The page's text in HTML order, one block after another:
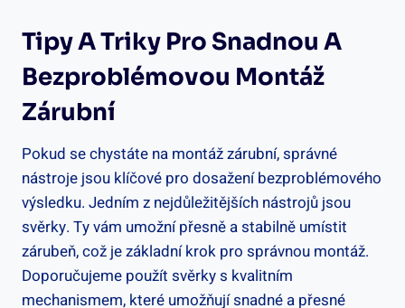
Tipy A Triky Pro Snadnou A
Bezproblémovou Montáž
Zárubní
Pokud se chystáte na montáž zárubní, správné
nástroje jsou klíčové pro dosažení bezproblémového
výsledku. Jedním z nejdůležitějších nástrojů jsou
svěrky. Ty vám umožní přesně a stabilně umístit
zárubeň, což je základní krok pro správnou montáž.
Doporučujeme použít svěrky s kvalitním
mechanismem, které umožňují snadné a přesné